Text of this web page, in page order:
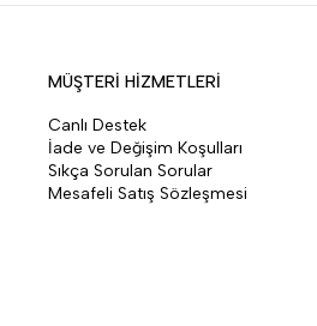
MÜŞTERİ HİZMETLERİ
Canlı Destek
İade ve Değişim Koşulları
Sıkça Sorulan Sorular
Mesafeli Satış Sözleşmesi